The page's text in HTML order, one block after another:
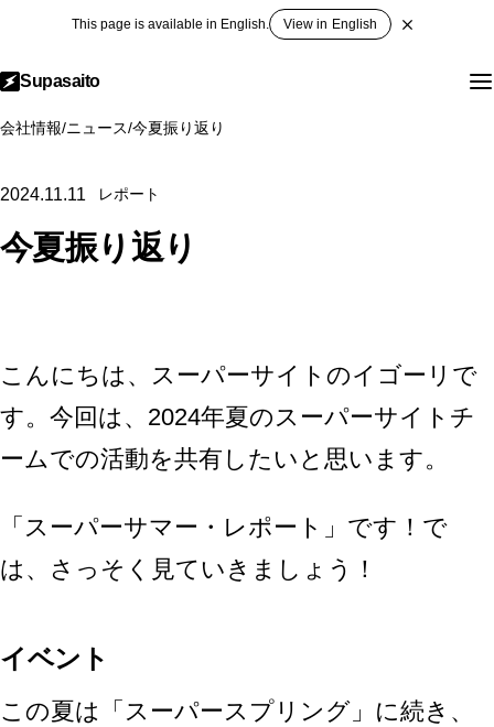
This page is available in English. View in English
Supasaito
会社情報/ニュース/今夏振り返り
2024.11.11 レポート
今夏振り返り
こんにちは、スーパーサイトのイゴーリで
す。今回は、2024年夏のスーパーサイトチ
ームでの活動を共有したいと思います。
「スーパーサマー・レポート」です！で
は、さっそく見ていきましょう！
イベント
この夏は「スーパースプリング」に続き、